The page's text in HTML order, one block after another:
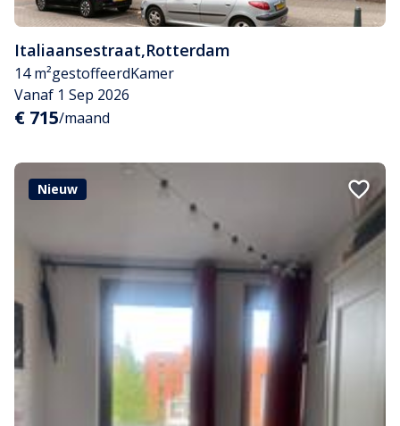
Italiaansestraat,Rotterdam
14 m²gestoffeerdKamer
Vanaf 1 Sep 2026
€ 715/maand
Nieuw